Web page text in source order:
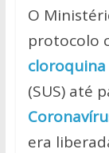
at
s
A
p
p
e
b
o
o
k
O
protocolo
cloroquina
(SUS) até
era